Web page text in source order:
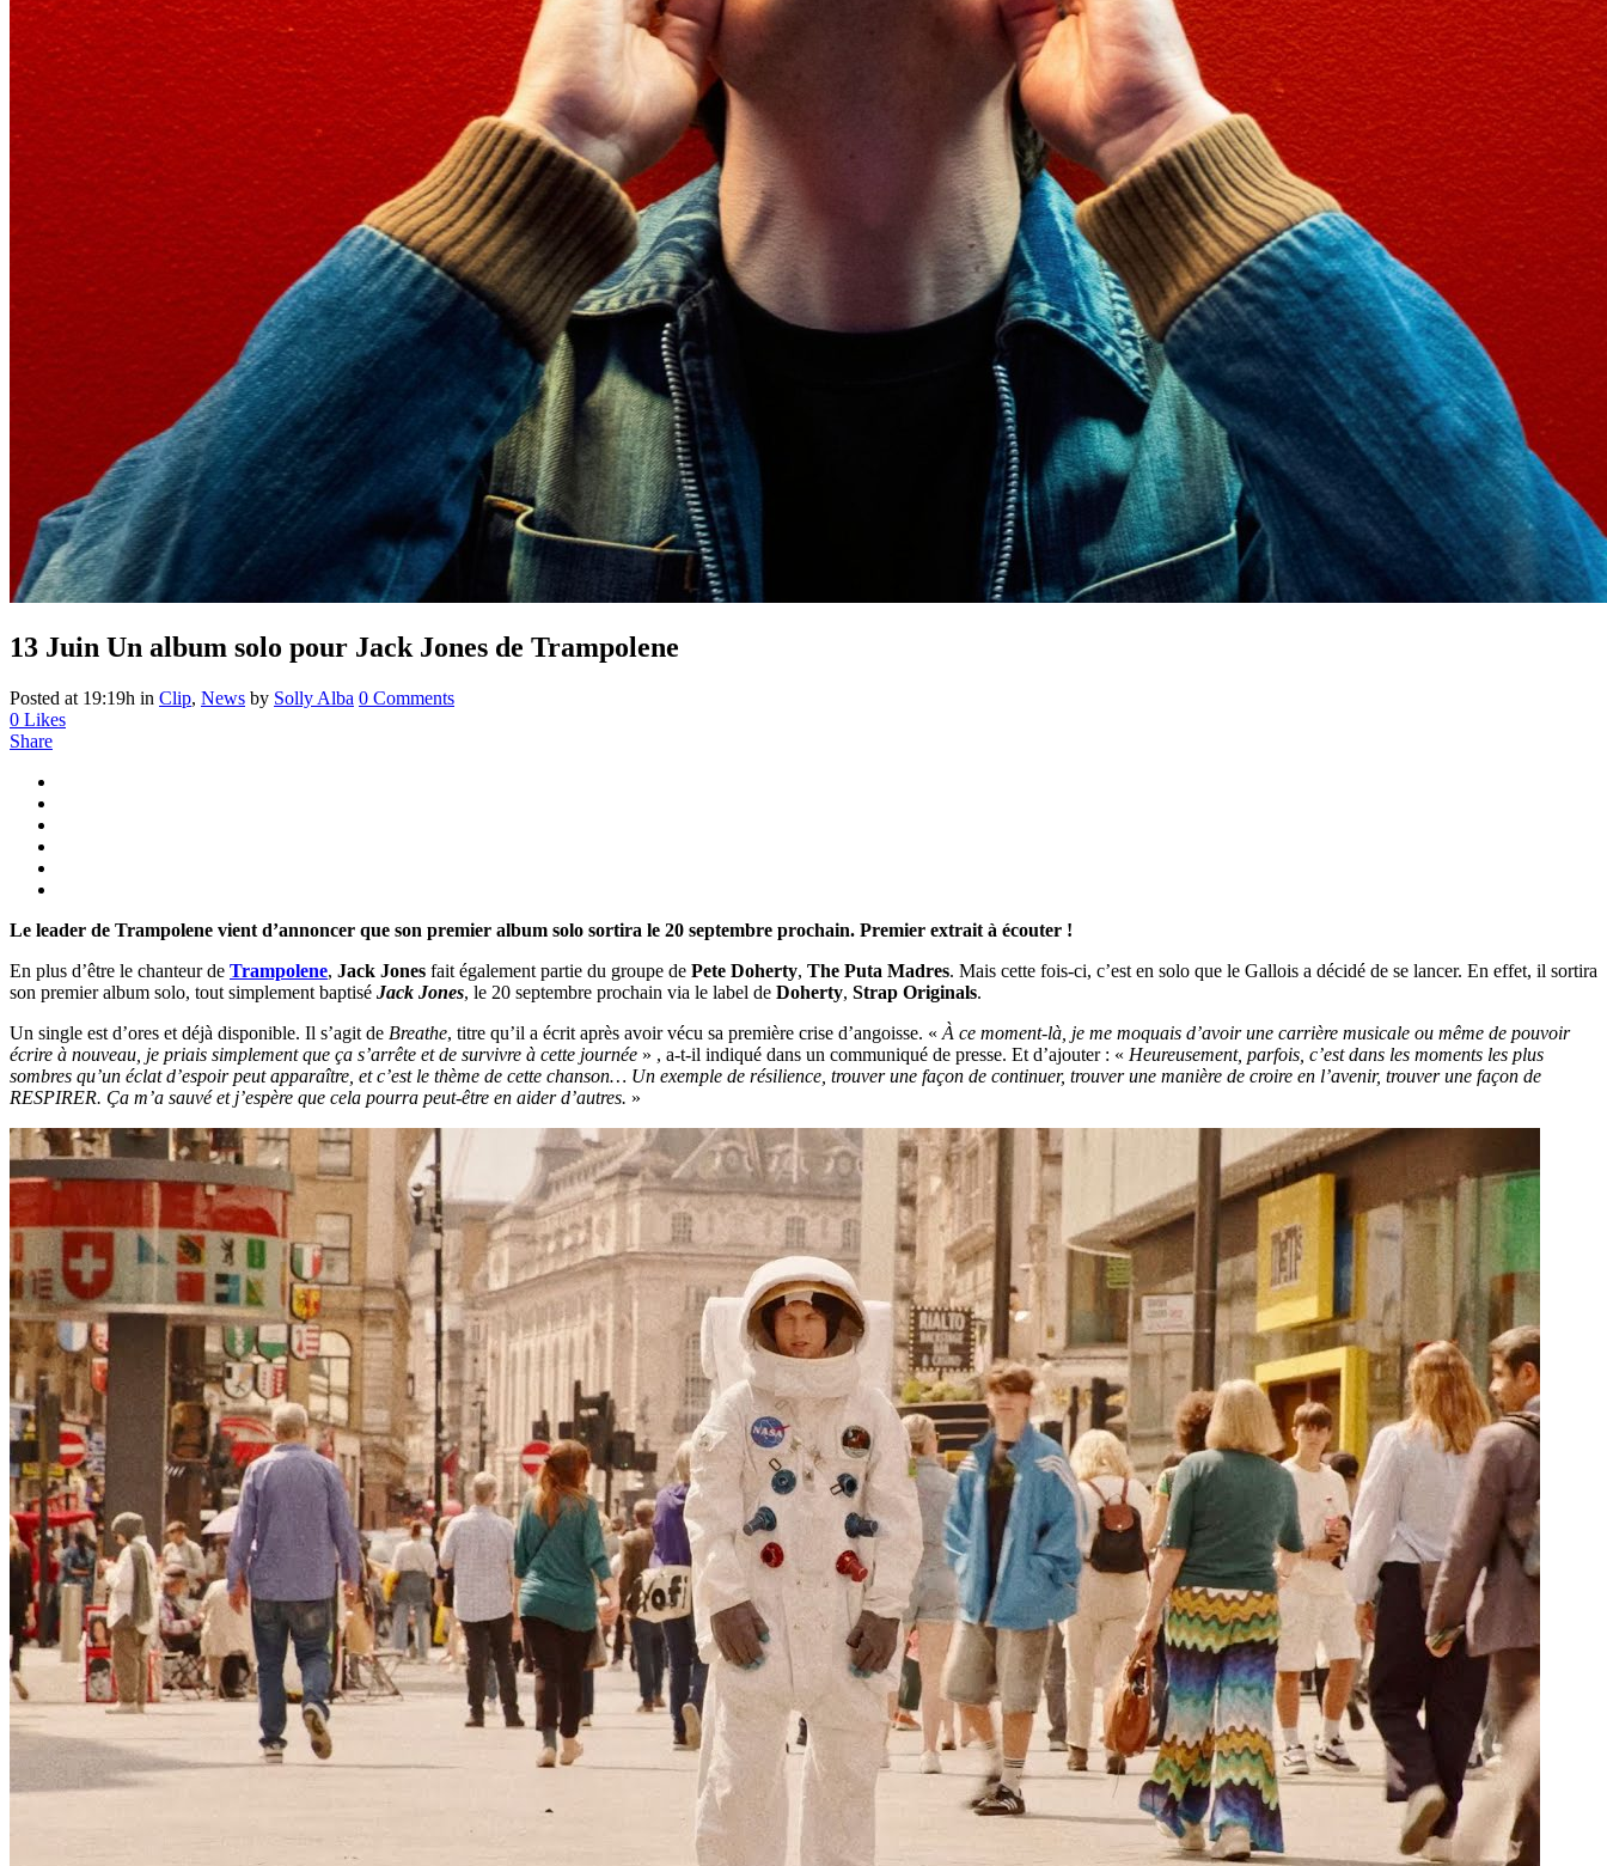
13 Juin Un album solo pour Jack Jones de Trampolene
Posted at 19:19h in Clip, News by Solly Alba 0 Comments
0 Likes
Share
Le leader de Trampolene vient d’annoncer que son premier album solo sortira le 20 septembre prochain. Premier extrait à écouter !
En plus d’être le chanteur de Trampolene, Jack Jones fait également partie du groupe de Pete Doherty, The Puta Madres. Mais cette fois-ci, c’est en solo que le Gallois a décidé de se lancer. En effet, il sortira
son premier album solo, tout simplement baptisé Jack Jones, le 20 septembre prochain via le label de Doherty, Strap Originals.
Un single est d’ores et déjà disponible. Il s’agit de Breathe, titre qu’il a écrit après avoir vécu sa première crise d’angoisse. « À ce moment-là, je me moquais d’avoir une carrière musicale ou même de pouvoir
écrire à nouveau, je priais simplement que ça s’arrête et de survivre à cette journée » , a-t-il indiqué dans un communiqué de presse. Et d’ajouter : « Heureusement, parfois, c’est dans les moments les plus
sombres qu’un éclat d’espoir peut apparaître, et c’est le thème de cette chanson… Un exemple de résilience, trouver une façon de continuer, trouver une manière de croire en l’avenir, trouver une façon de
RESPIRER. Ça m’a sauvé et j’espère que cela pourra peut-être en aider d’autres. »